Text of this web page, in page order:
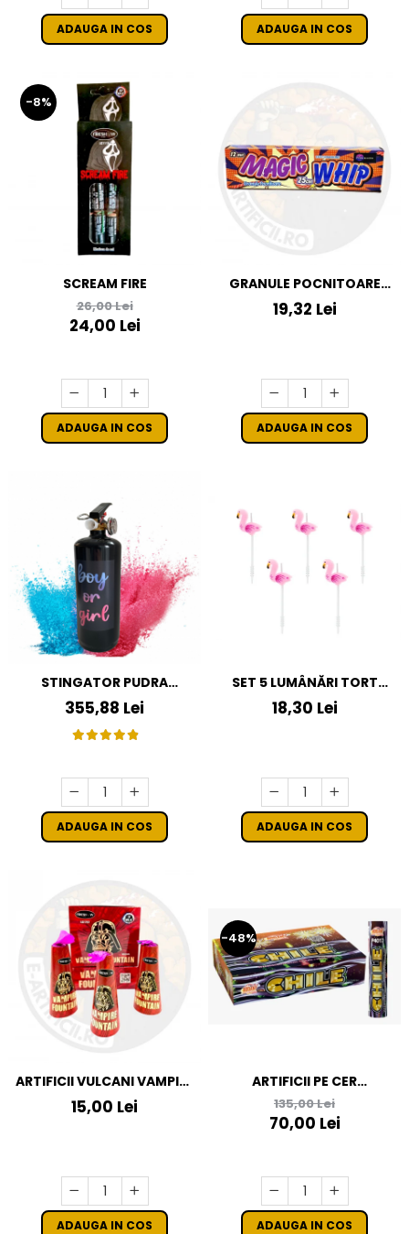
ADAUGA IN COS ADAUGA IN COS
-8%
SCREAM FIRE
26,00 Lei
24,00 Lei
ADAUGA IN COS
GRANULE POCNITOARE
MAGIC WHIP 25 CM
19,32 Lei
ADAUGA IN COS
STINGATOR PUDRA
COLORATA ALBASTRA
GENDER REVEAL 1L
355,88 Lei
ADAUGA IN COS
SET 5 LUMÂNĂRI TORT
FLAMINGO, 3CM
18,30 Lei
ADAUGA IN COS
ARTIFICII VULCANI VAMPIRE
FOUNTAIN
15,00 Lei
ADAUGA IN COS
-48%
ARTIFICII PE CER
MULTICOLORE - VULCAN
SINGLE SHOT CHILE
135,00 Lei
70,00 Lei
ADAUGA IN COS